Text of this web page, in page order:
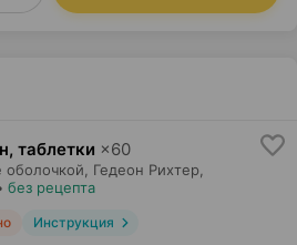
таблетки ×60
Гедеон Рихтер
без рецепта
Инструкция